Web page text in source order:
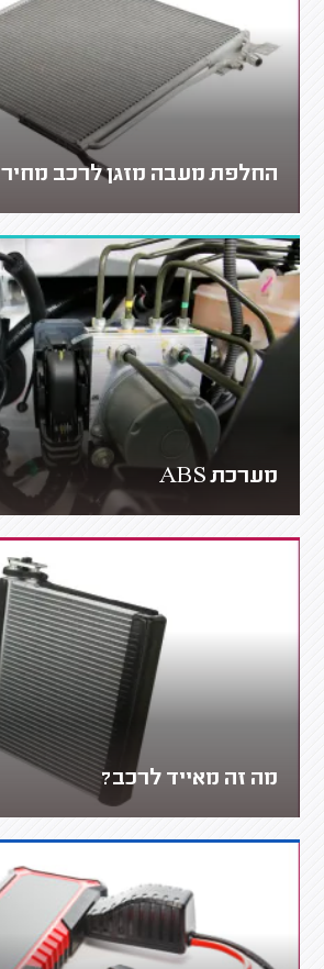
החלפת מעבה מזגן לרכב מחיר
מערכת ABS
מה זה מאייד לרכב?